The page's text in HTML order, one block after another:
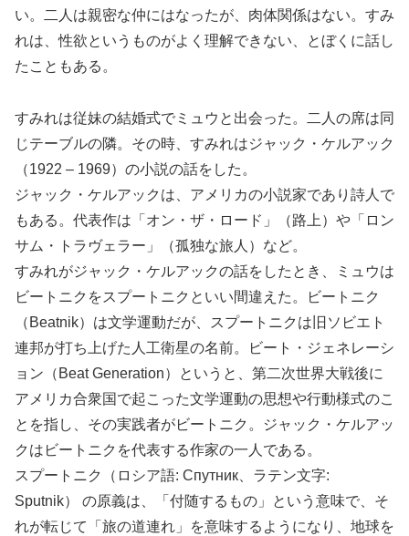
い。二人は親密な仲にはなったが、肉体関係はない。すみ
れは、性欲というものがよく理解できない、とぼくに話し
たこともある。
すみれは従妹の結婚式でミュウと出会った。二人の席は同
じテーブルの隣。その時、すみれはジャック・ケルアック
（1922 – 1969）の小説の話をした。
ジャック・ケルアックは、アメリカの小説家であり詩人で
もある。代表作は「オン・ザ・ロード」（路上）や「ロン
サム・トラヴェラー」（孤独な旅人）など。
すみれがジャック・ケルアックの話をしたとき、ミュウは
ビートニクをスプートニクといい間違えた。ビートニク
（Beatnik）は文学運動だが、スプートニクは旧ソビエト
連邦が打ち上げた人工衛星の名前。ビート・ジェネレーシ
ョン（Beat Generation）というと、第二次世界大戦後に
アメリカ合衆国で起こった文学運動の思想や行動様式のこ
とを指し、その実践者がビートニク。ジャック・ケルアッ
クはビートニクを代表する作家の一人である。
スプートニク（ロシア語: Спутник、ラテン文字:
Sputnik） の原義は、「付随するもの」という意味で、そ
れが転じて「旅の道連れ」を意味するようになり、地球を